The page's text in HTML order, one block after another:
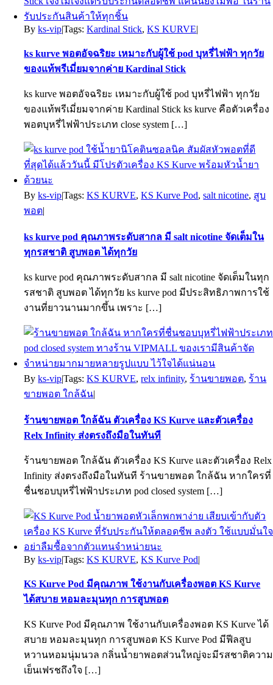
Byks-vip|Tags:Kardinal Stick,KS KURVE|
ks kurve พอตอัจฉริยะ เหมาะกับผู้ใช้ pod บุหรี่ไฟฟ้า ทุกวัย
ของแท้พรีเมี่ยมจากค่าย Kardinal Stick
ks kurve พอตอัจฉริยะ เหมาะกับผู้ใช้ pod บุหรี่ไฟฟ้า ทุกวัย
ของแท้พรีเมี่ยมจากค่าย Kardinal Stick ks kurve คือตัวเครื่อง
พอตบุหรี่ไฟฟ้าประเภท close system […]
Byks-vip|Tags:KS KURVE,KS Kurve Pod,salt nicotine, สูบ
พอต|
ks kurve pod คุณภาพระดับสากล มี salt nicotine จัดเต็มใน
ทุกรสชาติ สูบพอต ได้ทุกวัย
ks kurve pod คุณภาพระดับสากล มี salt nicotine จัดเต็มในทุก
รสชาติ สูบพอต ได้ทุกวัย ks kurve pod มีประสิทธิภาพการใช้
งานที่ยาวนานมากขึ้น เพราะ […]
Byks-vip|Tags:KS KURVE,relx infinity, ร้านขายพอต, ร้าน
ขายพอต ใกล้ฉัน|
ร้านขายพอต ใกล้ฉัน ตัวเครื่อง KS Kurve และตัวเครื่อง
Relx Infinity ส่งตรงถึงมือในทันที
ร้านขายพอต ใกล้ฉัน ตัวเครื่อง KS Kurve และตัวเครื่อง Relx
Infinity ส่งตรงถึงมือในทันที ร้านขายพอต ใกล้ฉัน หากใครที่
ชื่นชอบบุหรี่ไฟฟ้าประเภท pod closed system […]
Byks-vip|Tags:KS KURVE,KS Kurve Pod|
KS Kurve Pod มีคุณภาพ ใช้งานกับเครื่องพอต KS Kurve
ได้สบาย หอมละมุนทุก การสูบพอต
KS Kurve Pod มีคุณภาพ ใช้งานกับเครื่องพอต KS Kurve ได้
สบาย หอมละมุนทุก การสูบพอต KS Kurve Pod มีฟีลสูบ
หวานหอมนุ่มนวล กลิ่นน้ำยาพอตส่วนใหญ่จะมีรสชาติความ
เย็นเฟรชถึงใจ […]